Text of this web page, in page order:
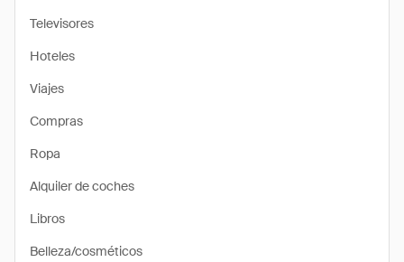
Televisores
Hoteles
Viajes
Compras
Ropa
Alquiler de coches
Libros
Belleza/cosméticos